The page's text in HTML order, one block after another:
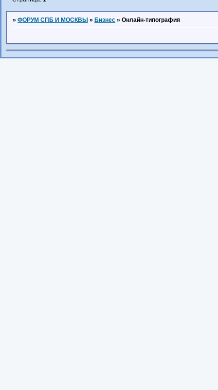
» ФОРУМ СПБ И МОСКВЫ » Бизнес » Онлайн‑типография